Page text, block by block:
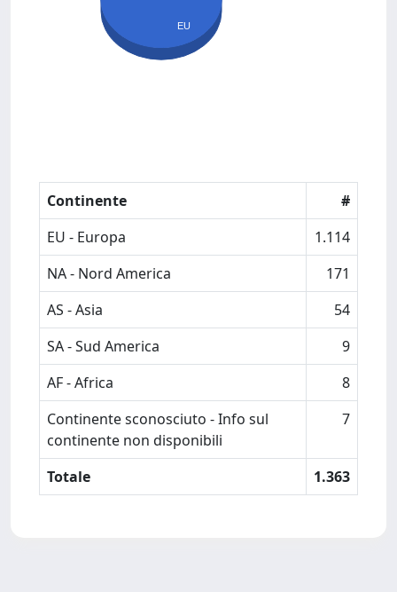
EU
Continente
#
EU - Europa
1.114
NA - Nord America
171
AS - Asia
54
SA - Sud America
9
AF - Africa
8
Continente sconosciuto - Info sul
continente non disponibili
7
Totale 1.363